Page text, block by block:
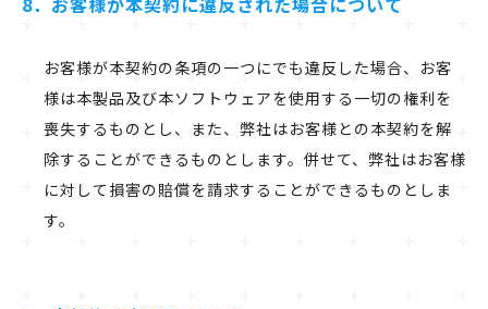
お客様が本契約の条項の一つにでも違反した場合、お客
様は本製品及び本ソフトウェアを使用する一切の権利を
喪失するものとし、また、弊社はお客様との本契約を解
除することができるものとします。併せて、弊社はお客様
に対して損害の賠償を請求することができるものとしま
す。